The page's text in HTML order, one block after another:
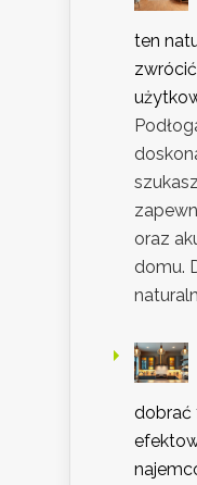
ten
oraz
domu.
dobrać